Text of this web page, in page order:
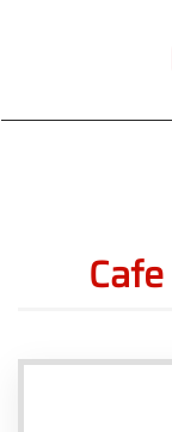
Skip to